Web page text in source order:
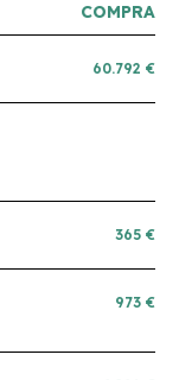
COMPRA
60.792 €
365 €
973 €